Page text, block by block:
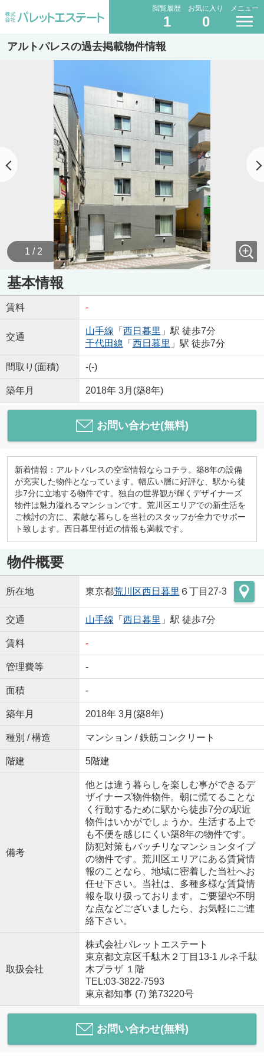
閲覧履歴
1
お気に入り
0
メニュー
アルトパレスの過去掲載物件情報
1 / 2
基本情報
賃料 -
交通
山手線 「 西日暮里 」駅 徒歩7分
千代田線 「 西日暮里 」駅 徒歩7分
間取り(面積) -(-)
築年月 2018年 3月(築8年)
お問い合わせ(無料)
新着情報：アルトパレスの空室情報ならコチラ。築8年の設備
が充実した物件となっています。幅広い層に好評な、駅から徒
歩7分に立地する物件です。独自の世界観が輝くデザイナーズ
物件は魅力溢れるマンションです。荒川区エリアでの新生活を
ご検討の方に、素敵な暮らしを当社のスタッフが全力でサポー
ト致します。西日暮里付近の情報も満載です。
物件概要
所在地 東京都荒川区西日暮里 ６丁目27-3
交通 山手線 「 西日暮里 」駅 徒歩7分
賃料 -
管理費等 -
面積 -
築年月 2018年 3月(築8年)
種別 / 構造 マンション / 鉄筋コンクリート
階建 5階建
備考
他とは違う暮らしを楽しむ事ができるデ
ザイナーズ物件物件。朝に慌てることな
く行動するために駅から徒歩7分の駅近
物件はいかがでしょうか。生活する上で
も不便を感じにくい築8年の物件です。
防犯対策もバッチリなマンションタイプ
の物件です。荒川区エリアにある賃貸情
報のことなら、地域に密着した当社へお
任せ下さい。当社は、多種多様な賃貸情
報を取り扱っております。ご要望や不明
な点などございましたら、お気軽にご連
絡下さい。
取扱会社
株式会社パレットエステート
東京都文京区千駄木２丁目13-1 ルネ千駄
木プラザ １階
TEL:03-3822-7593
東京都知事 (7) 第73220号
お問い合わせ(無料)